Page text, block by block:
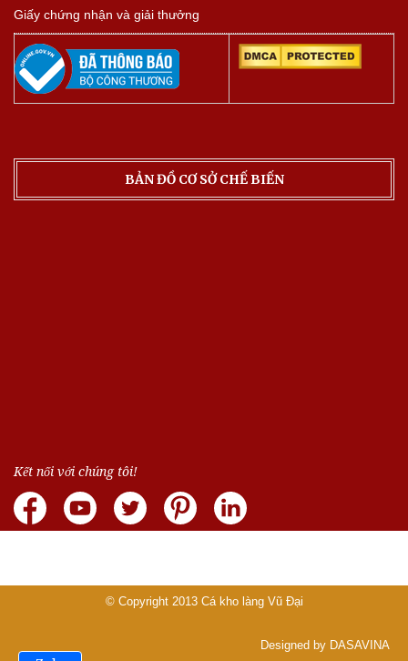
Giấy chứng nhận và giải thưởng
BẢN ĐỒ CƠ SỞ CHẾ BIẾN
Kết nối với chúng tôi!
© Copyright 2013 Cá kho làng Vũ Đại
Designed by DASAVINA